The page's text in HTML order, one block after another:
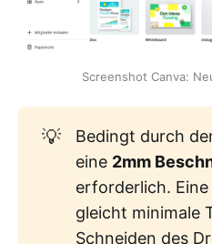
Screenshot Canva:
💡
Bedingt durch
eine 2mm
erforderlich.
gleicht minimale
Schneiden des